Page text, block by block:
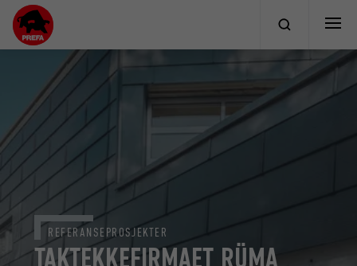
TAKTEKKEFIRMAET RÜMA
REFERANSEPROSJEKTER